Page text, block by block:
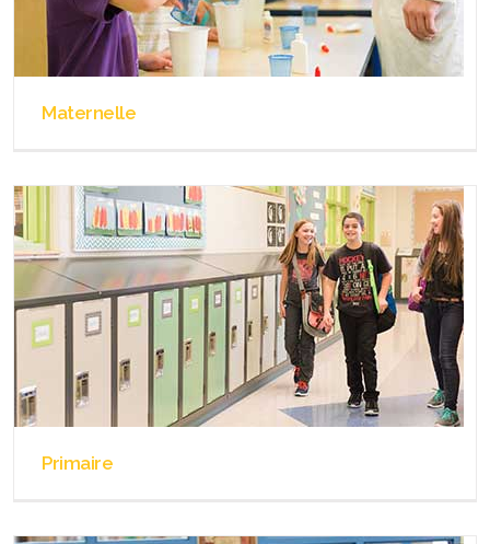
Maternelle
Primaire